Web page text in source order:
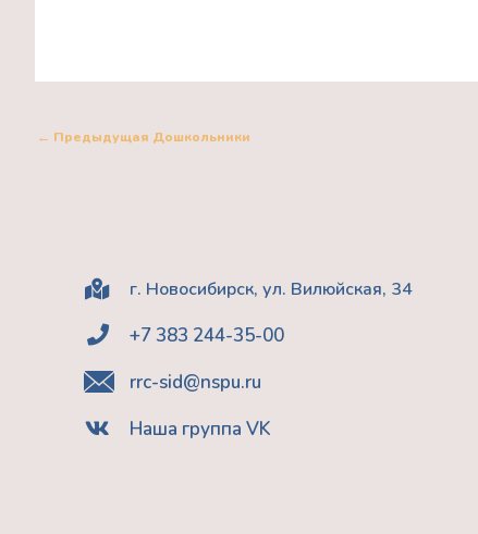
← Предыдущая Дошкольники
г. Новосибирск, ул. Вилюйская, 34
+7 383 244-35-00
rrc-sid@nspu.ru
Наша группа VK